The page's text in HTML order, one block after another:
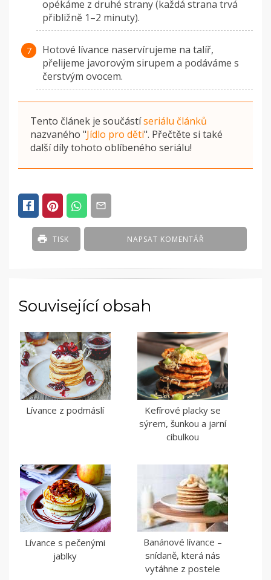
opékáme z druhé strany (každá strana trvá
přibližně 1–2 minuty).
Hotové lívance naservírujeme na talíř,
přelijeme javorovým sirupem a podáváme s
čerstvým ovocem.
Tento článek je součástíseriálu článků
nazvaného "Jídlo pro děti". Přečtěte si také
další díly tohoto oblíbeného seriálu!
NAPSAT KOMENTÁŘ
TISK
Související obsah
Lívance z podmáslí
Kefírové placky se
sýrem, šunkou a jarní
cibulkou
Lívance s pečenými
jablky
Banánové lívance –
snídaně, která nás
vytáhne z postele